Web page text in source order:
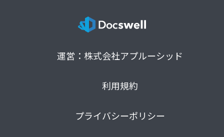
運営：株式会社アプルーシッド
利用規約
プライバシーポリシー